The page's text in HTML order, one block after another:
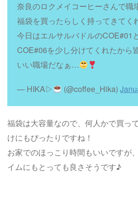
奈良のロクメイコーヒーさんで職
福袋を買ったらしく持ってきてく
今日はエルサルバドルのCOE#01
COE#06を少し分けてくれたから
いい職場だなぁ…
— ΗΙΚΑ▷ (@coffee_Hika)
福袋は大容量なので、何人かで買っ
けにもぴったりですね！
お家でのほっこり時間もいいですが
イムにもとっても良さそうです♪